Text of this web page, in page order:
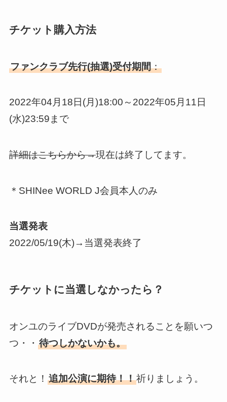
チケット購入方法
ファンクラブ先行(抽選)受付期間：
2022年04月18日(月)18:00～2022年05月11日
(水)23:59まで
詳細はこちらから→現在は終了してます。
＊SHINee WORLD J会員本人のみ
当選発表
2022/05/19(木)→当選発表終了
チケットに当選しなかったら？
オンユのライブDVDが発売されることを願いつ
つ・・ 待つしかないかも。
それと！ 追加公演に期待！！祈りましょう。